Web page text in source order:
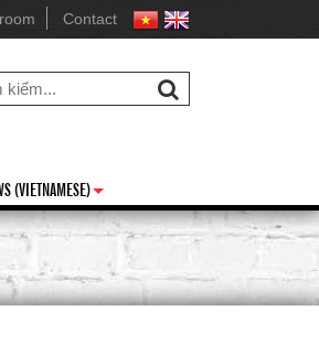
Contact
+
(VIETNAMESE)